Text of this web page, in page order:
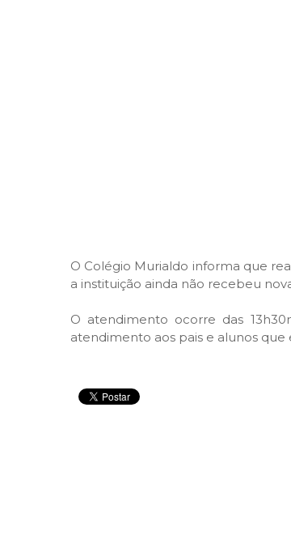
O Colégio Murialdo informa que
a instituição ainda não recebeu
O atendimento ocorre das
atendimento aos pais e alunos